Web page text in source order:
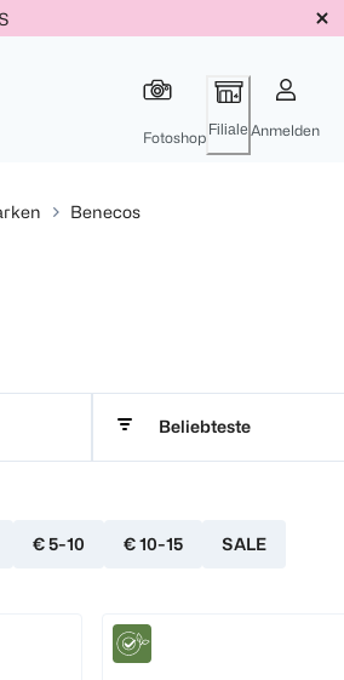
Fotoshop Filiale Anmelden
Benecos
Beliebteste
€ 5-10 € 10-15 SALE